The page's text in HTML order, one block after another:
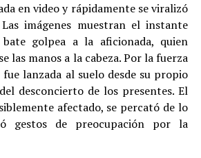
en video y rápidamente se viralizó
imágenes muestran el instante
golpea a la aficionada, quien
las manos a la cabeza. Por la fuerza
lanzada al suelo desde su propio
desconcierto de los presentes. El
afectado, se percató de lo
gestos de preocupación por la